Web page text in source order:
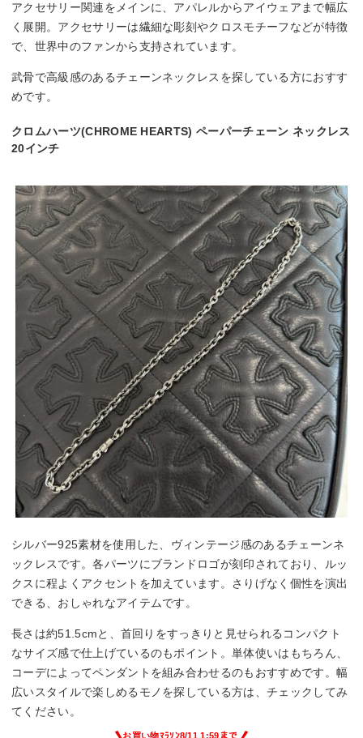
アクセサリー関連をメインに、アパレルからアイウェアまで幅広
く展開。アクセサリーは繊細な彫刻やクロスモチーフなどが特徴
で、世界中のファンから支持されています。
武骨で高級感のあるチェーンネックレスを探している方におすす
めです。
クロムハーツ(CHROME HEARTS) ペーパーチェーン ネックレス
20インチ
シルバー925素材を使用した、ヴィンテージ感のあるチェーンネ
ックレスです。各パーツにブランドロゴが刻印されており、ルッ
クスに程よくアクセントを加えています。さりげなく個性を演出
できる、おしゃれなアイテムです。
長さは約51.5cmと、首回りをすっきりと見せられるコンパクト
なサイズ感で仕上げているのもポイント。単体使いはもちろん、
コーデによってペンダントを組み合わせるのもおすすめです。幅
広いスタイルで楽しめるモノを探している方は、チェックしてみ
てください。